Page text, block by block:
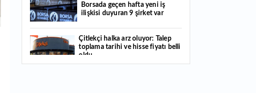
Carrier'ın paylarının tamamını devralıyor
Festival bölgeye canlılık getirdi
11:23 Küresel piyasalarda yeni haftada takip
edilecek 4 gelişme hangileri olacak?
Borsada geçen hafta yeni iş
ilişkisi duyuran 9 şirket var
Çitlekçi halka arz oluyor: Talep
toplama tarihi ve hisse fiyatı belli
oldu